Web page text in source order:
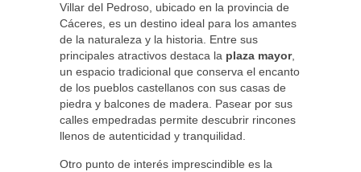
Villar del Pedroso, ubicado en la provincia de
Cáceres, es un destino ideal para los amantes
de la naturaleza y la historia. Entre sus
principales atractivos destaca la plaza mayor,
un espacio tradicional que conserva el encanto
de los pueblos castellanos con sus casas de
piedra y balcones de madera. Pasear por sus
calles empedradas permite descubrir rincones
llenos de autenticidad y tranquilidad.
Otro punto de interés imprescindible es la